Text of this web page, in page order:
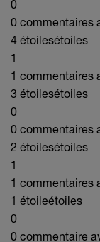
0
0 commentaires
4 étoilesétoiles
1
1 commentaires
3 étoilesétoiles
0
0 commentaires
2 étoilesétoiles
1
1 commentaires
1 étoileétoiles
0
0 commentaire